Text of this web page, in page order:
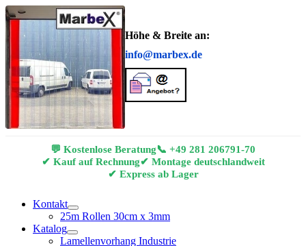
Höhe & Breite an:
info@marbex.de
💬 Kostenlose Beratung📞 +49 281 206791-70
✔ Kauf auf Rechnung✔ Montage deutschlandweit
✔ Express ab Lager
Kontakt
25m Rollen 30cm x 3mm
Katalog
Lamellenvorhang Industrie